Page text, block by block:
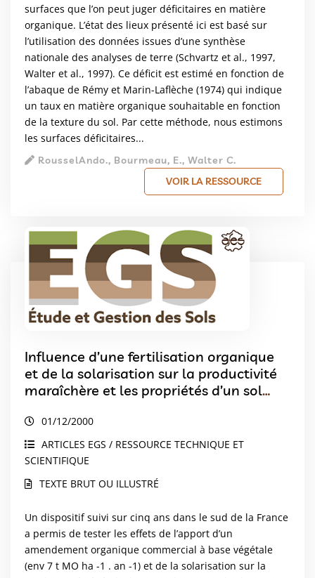
surfaces que l’on peut juger déficitaires en matière
organique. L’état des lieux présenté ici est basé sur
l’utilisation des données issues d’une synthèse
nationale des analyses de terre (Schvartz et al., 1997,
Walter et al., 1997). Ce déficit est estimé en fonction de
l’abaque de Rémy et Marin-Laflèche (1974) qui indique
un taux en matière organique souhaitable en fonction
de la texture du sol. Par cette méthode, nous estimons
les surfaces déficitaires...
RousselAndo., Bourmeau, E., Walter C.
VOIR LA RESSOURCE
Influence d’une fertilisation organique
et de la solarisation sur la productivité
maraîchère et les propriétés d’un sol
01/12/2000
ARTICLES EGS / RESSOURCE TECHNIQUE ET
SCIENTIFIQUE
TEXTE BRUT OU ILLUSTRÉ
Un dispositif suivi sur cinq ans dans le sud de la France
a permis de tester les effets de l’apport d’un
amendement organique commercial à base végétale
(env 7 t MO ha -1 . an -1) et de la solarisation sur la